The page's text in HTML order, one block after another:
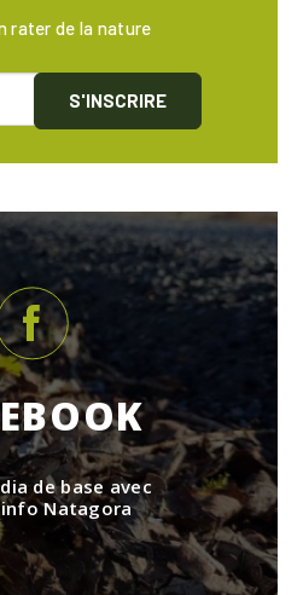
rater de la nature
S'INSCRIRE
de base avec
Natagora